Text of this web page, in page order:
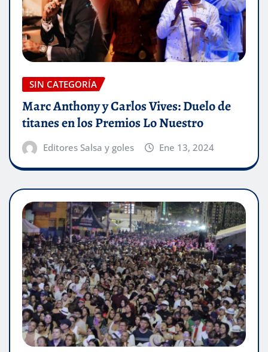
SIN CATEGORÍA
Marc Anthony y Carlos Vives: Duelo de
titanes en los Premios Lo Nuestro
Editores Salsa y goles Ene 13, 2024